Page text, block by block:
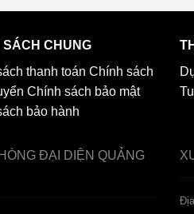
SÁCH CHUNG
thanh toán Chính sách
Chính sách bảo mật
bảo hành
ĐẠI DIỆN QUẢNG